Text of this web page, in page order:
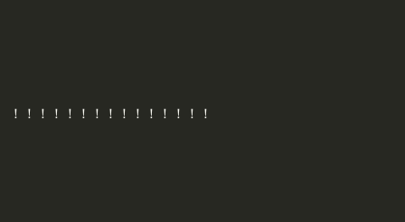
！！！！！！！！！！！！！！！